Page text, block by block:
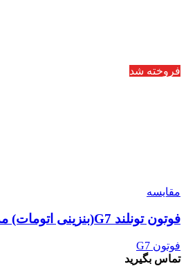
فروخته شد
مقایسه
فوتون تونلند G7(بنزینی اتومات) مدل 1403 نقره ای
فوتون G7
تماس بگیرید